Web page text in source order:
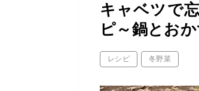
キャベツで
ピ～鍋とおか
レシピ 冬野菜